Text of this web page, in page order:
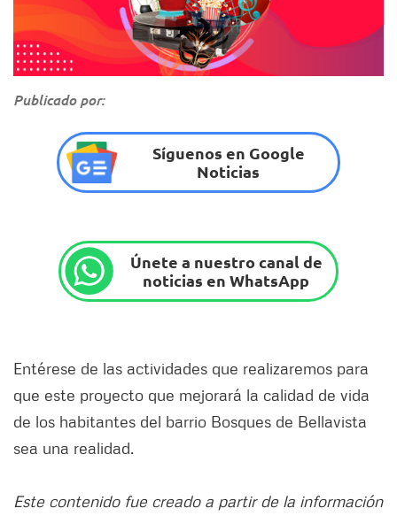
Publicado por:
Síguenos en Google
Noticias
Únete a nuestro canal de
noticias en WhatsApp
Entérese de las actividades que realizaremos para
que este proyecto que mejorará la calidad de vida
de los habitantes del barrio Bosques de Bellavista
sea una realidad.
Este contenido fue creado a partir de la información